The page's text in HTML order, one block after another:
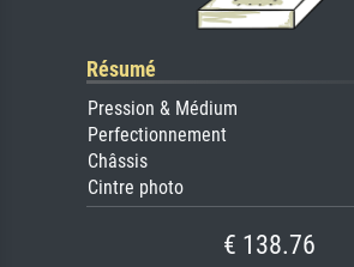
Résumé
Pression & Médium
Perfectionnement
Châssis
Cintre photo
€ 138.76